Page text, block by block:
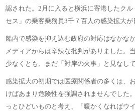
認された。2月に入ると横浜に寄港したク
セス」の乗客乗務員3千７百人の感染拡大が
船内で感染を抑え込む政府の対応はなかな
メディアからは辛辣な批判がありました。
少なくとも、まだ「対岸の火事」と見なして
感染拡大の初期では医療関係者の多くは、
けばあまり危険性を強調されませんでした
っとひどいものと考え、「暖かくなればウ